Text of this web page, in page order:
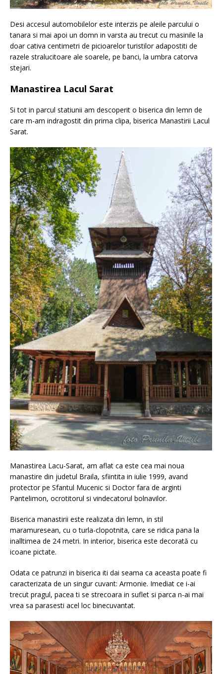
Desi accesul automobilelor este interzis pe aleile parcului o
tanara si mai apoi un domn in varsta au trecut cu masinile la
doar cativa centimetri de picioarelor turistilor adapostiti de
razele stralucitoare ale soarele, pe banci, la umbra catorva
stejari.
Manastirea Lacul Sarat
Si tot in parcul statiunii am descoperit o biserica din lemn de
care m-am indragostit din prima clipa, biserica Manastirii Lacul
Sarat.
Manastirea Lacu-Sarat, am aflat ca este cea mai noua
manastire din judetul Braila, sfiintita in iulie 1999, avand
protector pe Sfantul Mucenic si Doctor fara de arginti
Pantelimon, ocrotitorul si vindecatorul bolnavilor.
Biserica manastirii este realizata din lemn, in stil
maramuresean, cu o turla-clopotnita, care se ridica pana la
inalltimea de 24 metri. In interior, biserica este decorată cu
icoane pictate.
Odata ce patrunzi in biserica iti dai seama ca aceasta poate fi
caracterizata de un singur cuvant: Armonie. Imediat ce i-ai
trecut pragul, pacea ti se strecoara in suflet si parca n-ai mai
vrea sa parasesti acel loc binecuvantat.